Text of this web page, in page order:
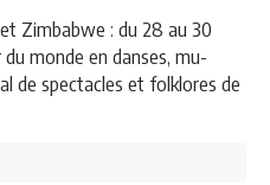
Zimbabwe : du 28 au 30
monde en danses, mu-
de spectacles et folklores de